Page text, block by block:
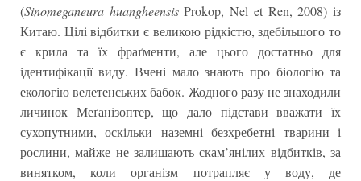
(Sinomeganeura huangheensisProkop, Nel et Ren, 2008) із
Китаю. Цілі відбитки є великою рідкістю, здебільшого то
є крила та їх фраґменти, але цього достатньо для
ідентифікації виду. Вчені мало знають про біологію та
екологію велетенських бабок. Жодного разу не знаходили
личинок Меґанізоптер, що дало підстави вважати їх
сухопутними, оскільки наземні безхребетні тварини і
рослини, майже не залишають скам’янілих відбитків, за
винятком, коли організм потрапляє у воду, де